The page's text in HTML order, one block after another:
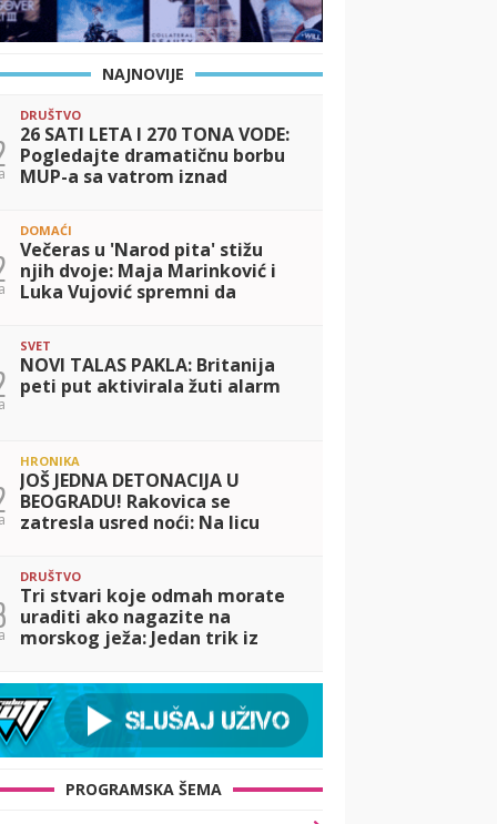
NAJNOVIJE
DRUŠTVO
26 SATI LETA I 270 TONA VODE:
Pogledajte dramatičnu borbu
MUP-a sa vatrom iznad
DOMAĆI
Večeras u 'Narod pita' stižu
njih dvoje: Maja Marinković i
Luka Vujović spremni da
SVET
NOVI TALAS PAKLA: Britanija
peti put aktivirala žuti alarm
HRONIKA
JOŠ JEDNA DETONACIJA U
BEOGRADU! Rakovica se
zatresla usred noći: Na licu
počiniocem
DRUŠTVO
Tri stvari koje odmah morate
uraditi ako nagazite na
morskog ježa: Jedan trik iz
PROGRAMSKA ŠEMA